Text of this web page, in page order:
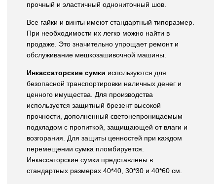
прочный и эластичный однониточный шов.
Все гайки и винты имеют стандартный типоразмер.
При необходимости их легко можно найти в
продаже. Это значительно упрощает ремонт и
обслуживание мешкозашивочной машины.
Инкассаторские сумки используются для
безопасной транспортировки наличных денег и
ценного имущества. Для производства
используется защитный брезент высокой
прочности, дополненный светонепроницаемым
подкладом с пропиткой, защищающей от влаги и
возгорания. Для защиты ценностей при каждом
перемещении сумка пломбируется.
Инкассаторские сумки представлены в
стандартных размерах 40*40, 30*30 и 40*60 см.